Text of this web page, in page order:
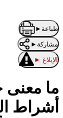
طباعة ►
مشاركة ►
الإبلاغ ►
ما
أشراط